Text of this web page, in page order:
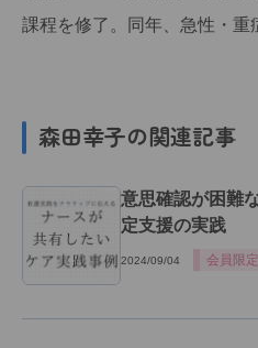
課程を修了。同年、急性・重
森田幸子の関連記事
意思確認が困難
定支援の実践
2024/09/04 会員限定